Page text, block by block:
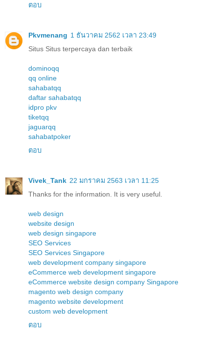
ตอบ
Pkvmenang 1 ธันวาคม 2562 เวลา 23:49
Situs Situs terpercaya dan terbaik
dominoqq
qq online
sahabatqq
daftar sahabatqq
idpro pkv
tiketqq
jaguarqq
sahabatpoker
ตอบ
Vivek_Tank 22 มกราคม 2563 เวลา 11:25
Thanks for the information. It is very useful.
web design
website design
web design singapore
SEO Services
SEO Services Singapore
web development company singapore
eCommerce web development singapore
eCommerce website design company Singapore
magento web design company
magento website development
custom web development
ตอบ